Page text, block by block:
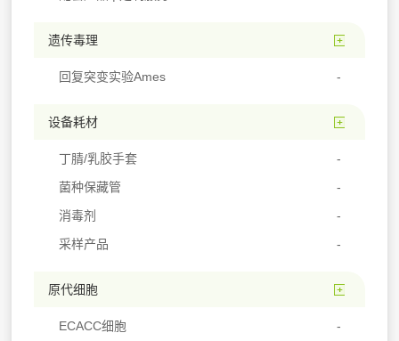
遗传毒理
回复突变实验Ames
设备耗材
丁腈/乳胶手套
菌种保藏管
消毒剂
采样产品
原代细胞
ECACC细胞